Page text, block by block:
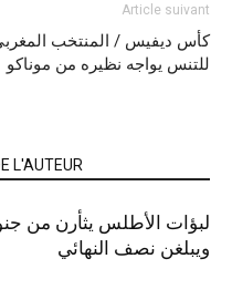
Article suivant
كأس ديفيس / المنتخب
للتنس يواجه نظيره من موناكو
L'AUTEUR
لبؤات الأطلس يثأرن من
ويبلغن نصف النهائي